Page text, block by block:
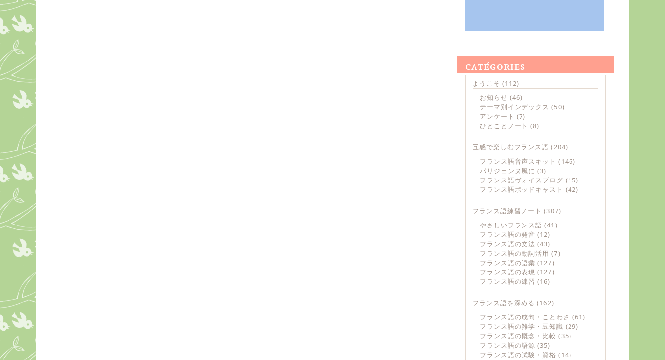
CATÉGORIES
ようこそ (112)
お知らせ (46)
テーマ別インデックス (50)
アンケート (7)
ひとことノート (8)
五感で楽しむフランス語 (204)
フランス語音声スキット (146)
パリジェンヌ風に (3)
フランス語ヴォイスブログ (15)
フランス語ポッドキャスト (42)
フランス語練習ノート (307)
やさしいフランス語 (41)
フランス語の発音 (12)
フランス語の文法 (43)
フランス語の動詞活用 (7)
フランス語の語彙 (127)
フランス語の表現 (127)
フランス語の練習 (16)
フランス語を深める (162)
フランス語の成句・ことわざ (61)
フランス語の雑学・豆知識 (29)
フランス語の概念・比較 (35)
フランス語の語源 (35)
フランス語の試験・資格 (14)